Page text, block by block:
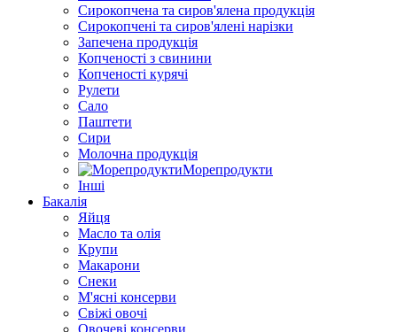
Сирокопчена та сиров'ялена продукція
Сирокопчені та сиров'ялені нарізки
Запечена продукція
Копченості з свинини
Копченості курячі
Рулети
Сало
Паштети
Сири
Молочна продукція
Морепродукти
Інші
Бакалія
Яйця
Масло та олія
Крупи
Макарони
Снеки
М'ясні консерви
Свіжі овочі
Овочеві консерви